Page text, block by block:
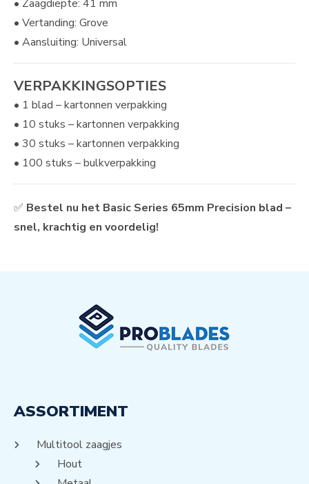
• Zaagdiepte: 41 mm
• Vertanding: Grove
• Aansluiting: Universal
VERPAKKINGSOPTIES
• 1 blad – kartonnen verpakking
• 10 stuks – kartonnen verpakking
• 30 stuks – kartonnen verpakking
• 100 stuks – bulkverpakking
✅ Bestel nu het Basic Series 65mm Precision blad –
snel, krachtig en voordelig!
ASSORTIMENT
Multitool zaagjes
Hout